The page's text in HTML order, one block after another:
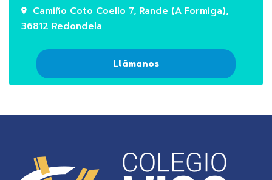
Camiño Coto Coello 7, Rande (A Formiga),
36812 Redondela
Llámanos